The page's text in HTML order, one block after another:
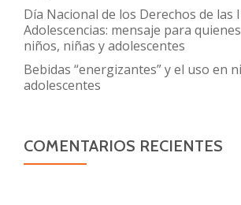
Día Nacional de los Derechos de las
Adolescencias: mensaje para
niños, niñas y adolescentes
Bebidas “energizantes” y el uso en
adolescentes
COMENTARIOS RECIENTES